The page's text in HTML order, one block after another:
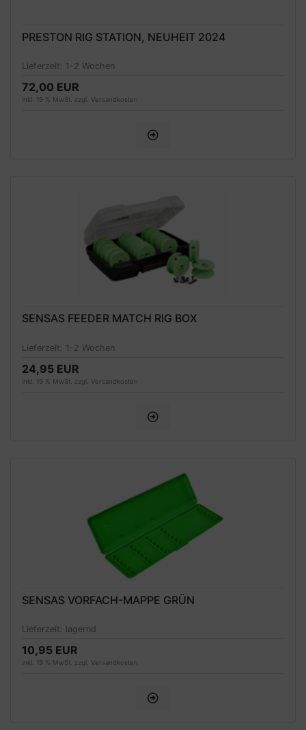
PRESTON RIG STATION, NEUHEIT 2024
Lieferzeit: 1-2 Wochen
72,00 EUR
inkl. 19 % MwSt. zzgl. Versandkosten
SENSAS FEEDER MATCH RIG BOX
Lieferzeit: 1-2 Wochen
24,95 EUR
inkl. 19 % MwSt. zzgl. Versandkosten
SENSAS VORFACH-MAPPE GRÜN
Lieferzeit: lagernd
10,95 EUR
inkl. 19 % MwSt. zzgl. Versandkosten